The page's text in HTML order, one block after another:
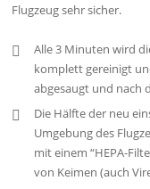
Flugzeug sehr sicher.
Alle 3 Minuten wird
komplett gereinigt
abgesaugt und nach
Die Hälfte der neu
Umgebung des
mit einem “HEPA-
von Keimen (auch